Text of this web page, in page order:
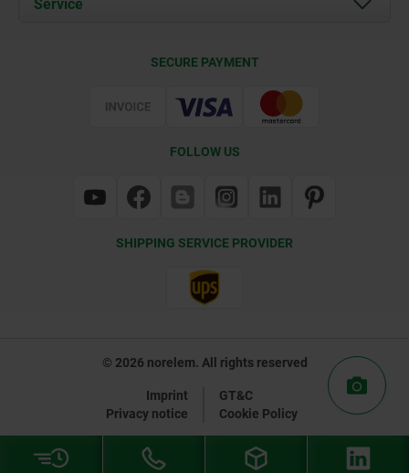
Contact
Service
SECURE PAYMENT
FOLLOW US
SHIPPING SERVICE PROVIDER
© 2026 norelem. All rights reserved
Imprint
GT&C
Privacy notice
Cookie Policy